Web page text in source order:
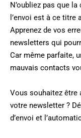
N’oubliez pas que
l’envoi est à ce
Apprenez de vos
newsletters qui
Car même parfaite,
mauvais contacts
Vous souhaitez être
votre newsletter ?
d’envoi et